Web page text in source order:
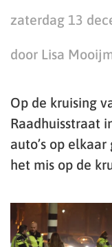
zaterdag 13
door Lisa
Op de kruising
Raadhuisstraat
auto’s op
het mis op de